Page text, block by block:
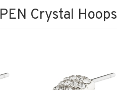
Crystal Hoops